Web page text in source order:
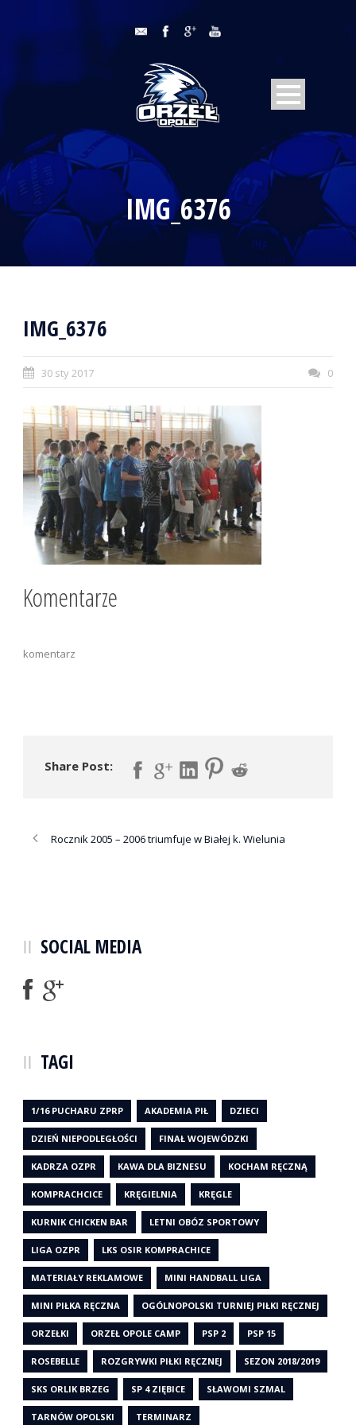
IMG_6376
IMG_6376
30 sty 2017 0
Komentarze
komentarz
Share Post:
Rocznik 2005 – 2006 triumfuje w Białej k. Wielunia
SOCIAL MEDIA
TAGI
1/16 PUCHARU ZPRP AKADEMIA PIŁ DZIECI
DZIEŃ NIEPODLEGŁOŚCI FINAŁ WOJEWÓDZKI
KADRZA OZPR KAWA DLA BIZNESU KOCHAM RĘCZNĄ
KOMPRACHCICE KRĘGIELNIA KRĘGLE
KURNIK CHICKEN BAR LETNI OBÓZ SPORTOWY
LIGA OZPR LKS OSIR KOMPRACHICE
MATERIAŁY REKLAMOWE MINI HANDBALL LIGA
MINI PIŁKA RĘCZNA OGÓLNOPOLSKI TURNIEJ PIŁKI RĘCZNEJ
ORZEŁKI ORZEŁ OPOLE CAMP PSP 2 PSP 15
ROSEBELLE ROZGRYWKI PIŁKI RĘCZNEJ SEZON 2018/2019
SKS ORLIK BRZEG SP 4 ZIĘBICE SŁAWOMI SZMAL
TARNÓW OPOLSKI TERMINARZ